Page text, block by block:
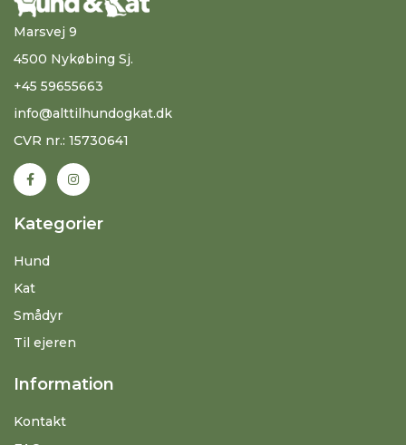
Marsvej 9
4500 Nykøbing Sj.
+45 59655663
info@alttilhundogkat.dk
CVR nr.: 15730641
Kategorier
Hund
Kat
Smådyr
Til ejeren
Information
Kontakt